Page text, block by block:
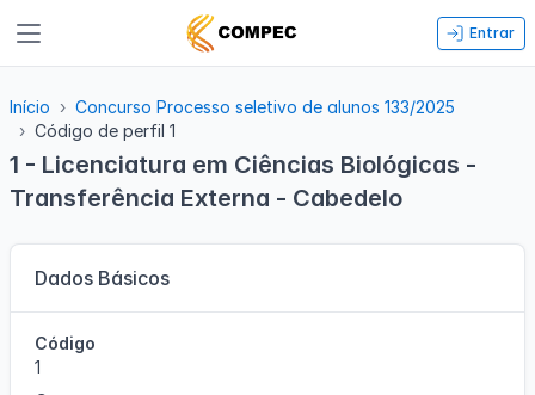
Entrar
Início
Concurso Processo seletivo de alunos 133/2025
Código de perfil 1
1 - Licenciatura em Ciências Biológicas -
Transferência Externa - Cabedelo
Dados Básicos
Código
1